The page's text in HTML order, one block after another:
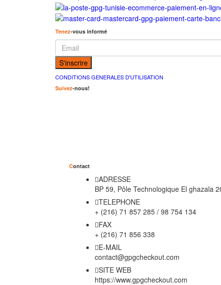
Tenez-vous informé
CONDITIONS GENERALES D'UTILISATION
Suivez-nous!
Contact
ADRESSE
BP 59, Pôle Technologique El ghazala
TELEPHONE
+ (216) 71 857 285 / 98 754 134
FAX
+ (216) 71 856 338
E-MAIL
contact@gpgcheckout.com
SITE WEB
https://www.gpgcheckout.com